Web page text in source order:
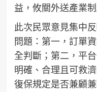
益，攸關外送產業
此次民眾意見集中
問題：第一，訂單
全判斷；第二，平
明確、合理且可救
復保規定是否兼顧